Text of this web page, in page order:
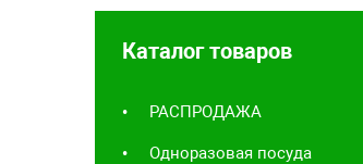
Каталог товаров
РАСПРОДАЖА
Одноразовая посуда